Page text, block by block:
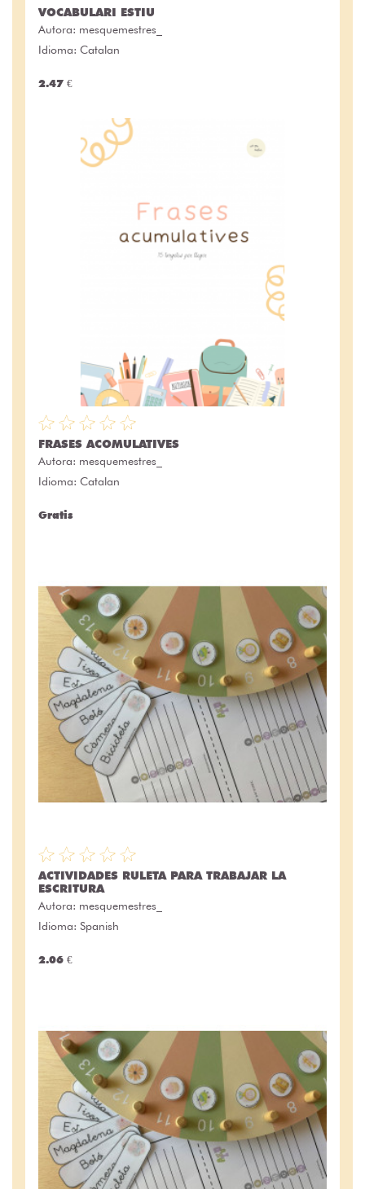
VOCABULARI ESTIU
Autora: mesquemestres_
Idioma: Catalan
2.47 €
FRASES ACOMULATIVES
Autora: mesquemestres_
Idioma: Catalan
Gratis
ACTIVIDADES RULETA PARA TRABAJAR LA
ESCRITURA
Autora: mesquemestres_
Idioma: Spanish
2.06 €